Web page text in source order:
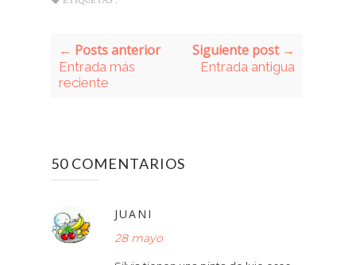
← Posts anterior
Entrada más
reciente
Siguiente post →
Entrada antigua
50 COMENTARIOS
JUANI
28 mayo